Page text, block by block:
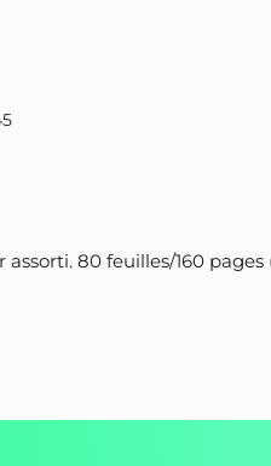
80 feuilles/160